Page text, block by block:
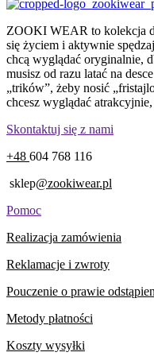
ZOOKI WEAR to kolekcja
się życiem i aktywnie
chcą wyglądać oryginalnie,
musisz od razu latać na
„trików”, żeby nosić
chcesz wyglądać
Skontaktuj się z nami
+48 604 768 116
sklep@zookiwear.pl
Pomoc
Realizacja zamówienia
Reklamacje i zwroty
Pouczenie o prawie
Metody płatności
Koszty wysyłki